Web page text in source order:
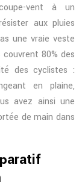
vent à un
aux pluies
une vraie veste
80% des
des cyclistes :
en plaine,
avez ainsi une
de main dans